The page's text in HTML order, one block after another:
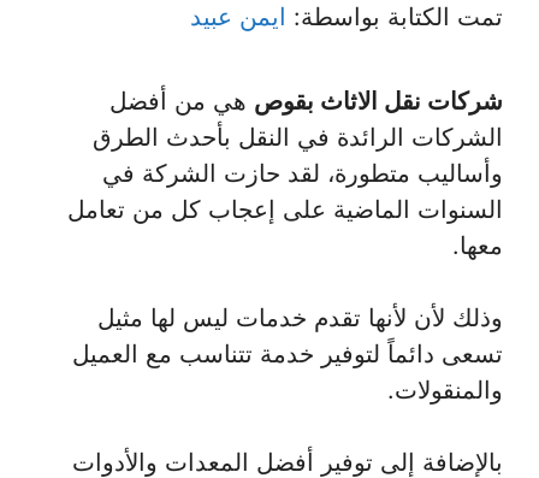
تمت الكتابة بواسطة: ايمن عبيد
شركات نقل الاثاث بقوص هي من أفضل
الشركات الرائدة في النقل بأحدث الطرق
وأساليب متطورة، لقد حازت الشركة في
السنوات الماضية على إعجاب كل من تعامل
معها.
وذلك لأن لأنها تقدم خدمات ليس لها مثيل
تسعى دائماً لتوفير خدمة تتناسب مع العميل
والمنقولات.
بالإضافة إلى توفير أفضل المعدات والأدوات